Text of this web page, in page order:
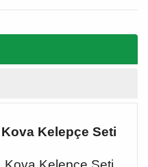
Kelepçe Seti